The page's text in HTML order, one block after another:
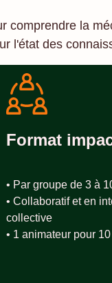
comprendre la
l'état des
Format
• Par groupe de 3 à
• Collaboratif et en
collective
• 1 animateur pour